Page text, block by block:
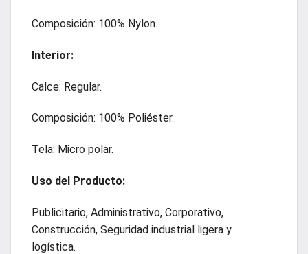
Composición: 100% Nylon.
Interior:
Calce: Regular.
Composición: 100% Poliéster.
Tela: Micro polar.
Uso del Producto:
Publicitario, Administrativo, Corporativo,
Construcción, Seguridad industrial ligera y
logística.